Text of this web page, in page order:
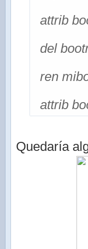
attrib
del
ren
attrib
Quedaría